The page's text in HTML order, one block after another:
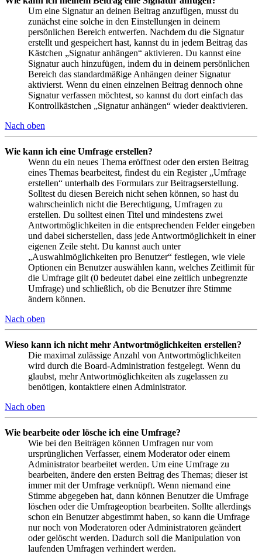
Um eine Signatur an deinen Beitrag anzufügen, musst du
zunächst eine solche in den Einstellungen in deinem
persönlichen Bereich entwerfen. Nachdem du die Signatur
erstellt und gespeichert hast, kannst du in jedem Beitrag das
Kästchen „Signatur anhängen“ aktivieren. Du kannst eine
Signatur auch hinzufügen, indem du in deinem persönlichen
Bereich das standardmäßige Anhängen deiner Signatur
aktivierst. Wenn du einen einzelnen Beitrag dennoch ohne
Signatur verfassen möchtest, so kannst du dort einfach das
Kontrollkästchen „Signatur anhängen“ wieder deaktivieren.
Nach oben
Wie kann ich eine Umfrage erstellen?
Wenn du ein neues Thema eröffnest oder den ersten Beitrag
eines Themas bearbeitest, findest du ein Register „Umfrage
erstellen“ unterhalb des Formulars zur Beitragserstellung.
Solltest du diesen Bereich nicht sehen können, so hast du
wahrscheinlich nicht die Berechtigung, Umfragen zu
erstellen. Du solltest einen Titel und mindestens zwei
Antwortmöglichkeiten in die entsprechenden Felder eingeben
und dabei sicherstellen, dass jede Antwortmöglichkeit in einer
eigenen Zeile steht. Du kannst auch unter
„Auswahlmöglichkeiten pro Benutzer“ festlegen, wie viele
Optionen ein Benutzer auswählen kann, welches Zeitlimit für
die Umfrage gilt (0 bedeutet dabei eine zeitlich unbegrenzte
Umfrage) und schließlich, ob die Benutzer ihre Stimme
ändern können.
Nach oben
Wieso kann ich nicht mehr Antwortmöglichkeiten erstellen?
Die maximal zulässige Anzahl von Antwortmöglichkeiten
wird durch die Board-Administration festgelegt. Wenn du
glaubst, mehr Antwortmöglichkeiten als zugelassen zu
benötigen, kontaktiere einen Administrator.
Nach oben
Wie bearbeite oder lösche ich eine Umfrage?
Wie bei den Beiträgen können Umfragen nur vom
ursprünglichen Verfasser, einem Moderator oder einem
Administrator bearbeitet werden. Um eine Umfrage zu
bearbeiten, ändere den ersten Beitrag des Themas; dieser ist
immer mit der Umfrage verknüpft. Wenn niemand eine
Stimme abgegeben hat, dann können Benutzer die Umfrage
löschen oder die Umfrageoption bearbeiten. Sollte allerdings
schon ein Benutzer abgestimmt haben, so kann die Umfrage
nur noch von Moderatoren oder Administratoren geändert
oder gelöscht werden. Dadurch soll die Manipulation von
laufenden Umfragen verhindert werden.